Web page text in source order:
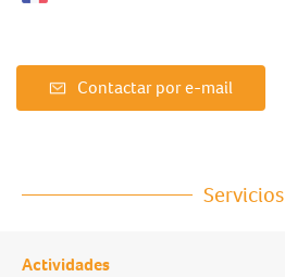
Contactar por e-mail
Servicios
Actividades